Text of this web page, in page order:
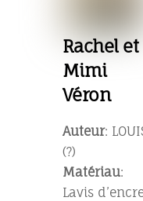
Rachel et
Mimi
Véron
Auteur:
(?)
Matériau:
Lavis